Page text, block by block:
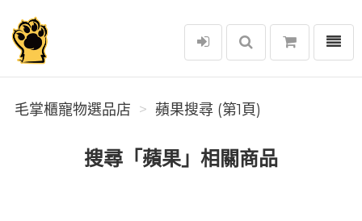
毛掌櫃寵物選品店
選單
毛掌櫃寵物選品店 蘋果搜尋 (第1頁)
搜尋「蘋果」相關商品